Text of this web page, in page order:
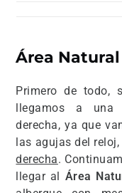
Área
Primero de todo,
llegamos a una
derecha, ya que
las agujas del
derecha.
llegar al Área